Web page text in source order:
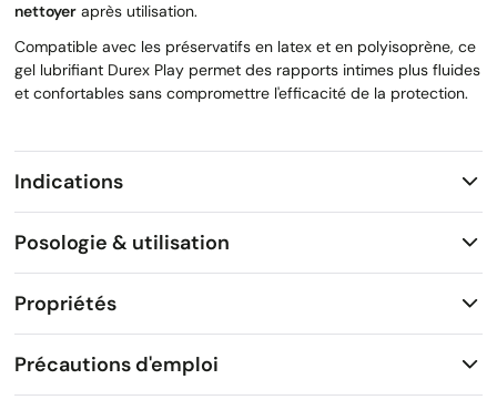
nettoyer après utilisation.
Compatible avec les préservatifs en latex et en polyisoprène, ce
gel lubrifiant Durex Play permet des rapports intimes plus fluides
et confortables sans compromettre l'efficacité de la protection.
Indications
Posologie & utilisation
Propriétés
Précautions d'emploi